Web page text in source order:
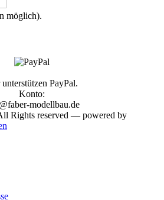
möglich).
PayPal.
Konto:
modellbau.de
Rights reserved — powered by